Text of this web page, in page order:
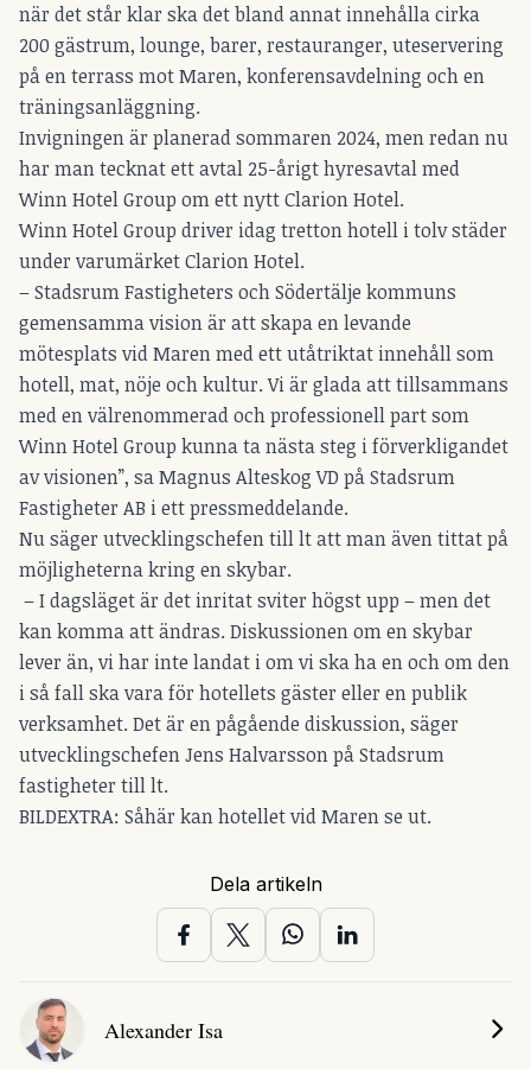
när det står klar ska det bland annat innehålla cirka
200 gästrum, lounge, barer, restauranger, uteservering
på en terrass mot Maren, konferensavdelning och en
träningsanläggning.
Invigningen är planerad sommaren 2024, men redan nu
har man tecknat ett avtal 25-årigt hyresavtal med
Winn Hotel Group om ett nytt Clarion Hotel.
Winn Hotel Group driver idag tretton hotell i tolv städer
under varumärket Clarion Hotel.
– Stadsrum Fastigheters och Södertälje kommuns
gemensamma vision är att skapa en levande
mötesplats vid Maren med ett utåtriktat innehåll som
hotell, mat, nöje och kultur. Vi är glada att tillsammans
med en välrenommerad och professionell part som
Winn Hotel Group kunna ta nästa steg i förverkligandet
av visionen”, sa Magnus Alteskog VD på Stadsrum
Fastigheter AB i ett pressmeddelande.
Nu säger utvecklingschefen till lt att man även tittat på
möjligheterna kring en skybar.
– I dagsläget är det inritat sviter högst upp – men det
kan komma att ändras. Diskussionen om en skybar
lever än, vi har inte landat i om vi ska ha en och om den
i så fall ska vara för hotellets gäster eller en publik
verksamhet. Det är en pågående diskussion, säger
utvecklingschefen Jens Halvarsson på Stadsrum
fastigheter till lt.
BILDEXTRA: Såhär kan hotellet vid Maren se ut.
Dela artikeln
Alexander Isa